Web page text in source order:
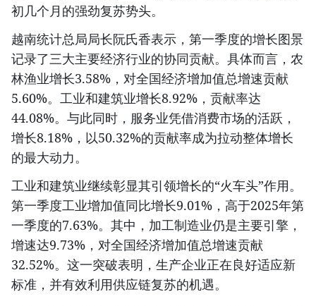
初几个月的强劲复苏势头。
越南统计总局局长阮氏香表示，第一季度的增长图景
记录了三大主要经济行业的协同贡献。具体而言，农
林渔业增长3.58%，对全国经济增加值总增速贡献
5.60%。工业和建筑业增长8.92%，贡献率达
44.08%。与此同时，服务业凭借消费市场的活跃，
增长8.18%，以50.32%的贡献率成为拉动整体增长
的最大动力。
工业和建筑业继续彰显其引领增长的“火车头”作用。
第一季度工业增加值同比增长9.01%，高于2025年第
一季度的7.63%。其中，加工制造业仍是主要引擎，
增速达9.73%，对全国经济增加值总增速贡献
32.52%。这一突破表明，生产企业正在良好适应新
标准，并有效利用供应链复苏的机遇。